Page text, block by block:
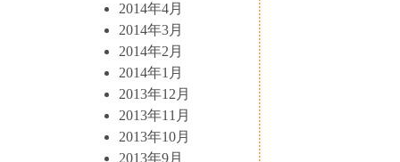
2014年4月
2014年3月
2014年2月
2014年1月
2013年12月
2013年11月
2013年10月
2013年9月